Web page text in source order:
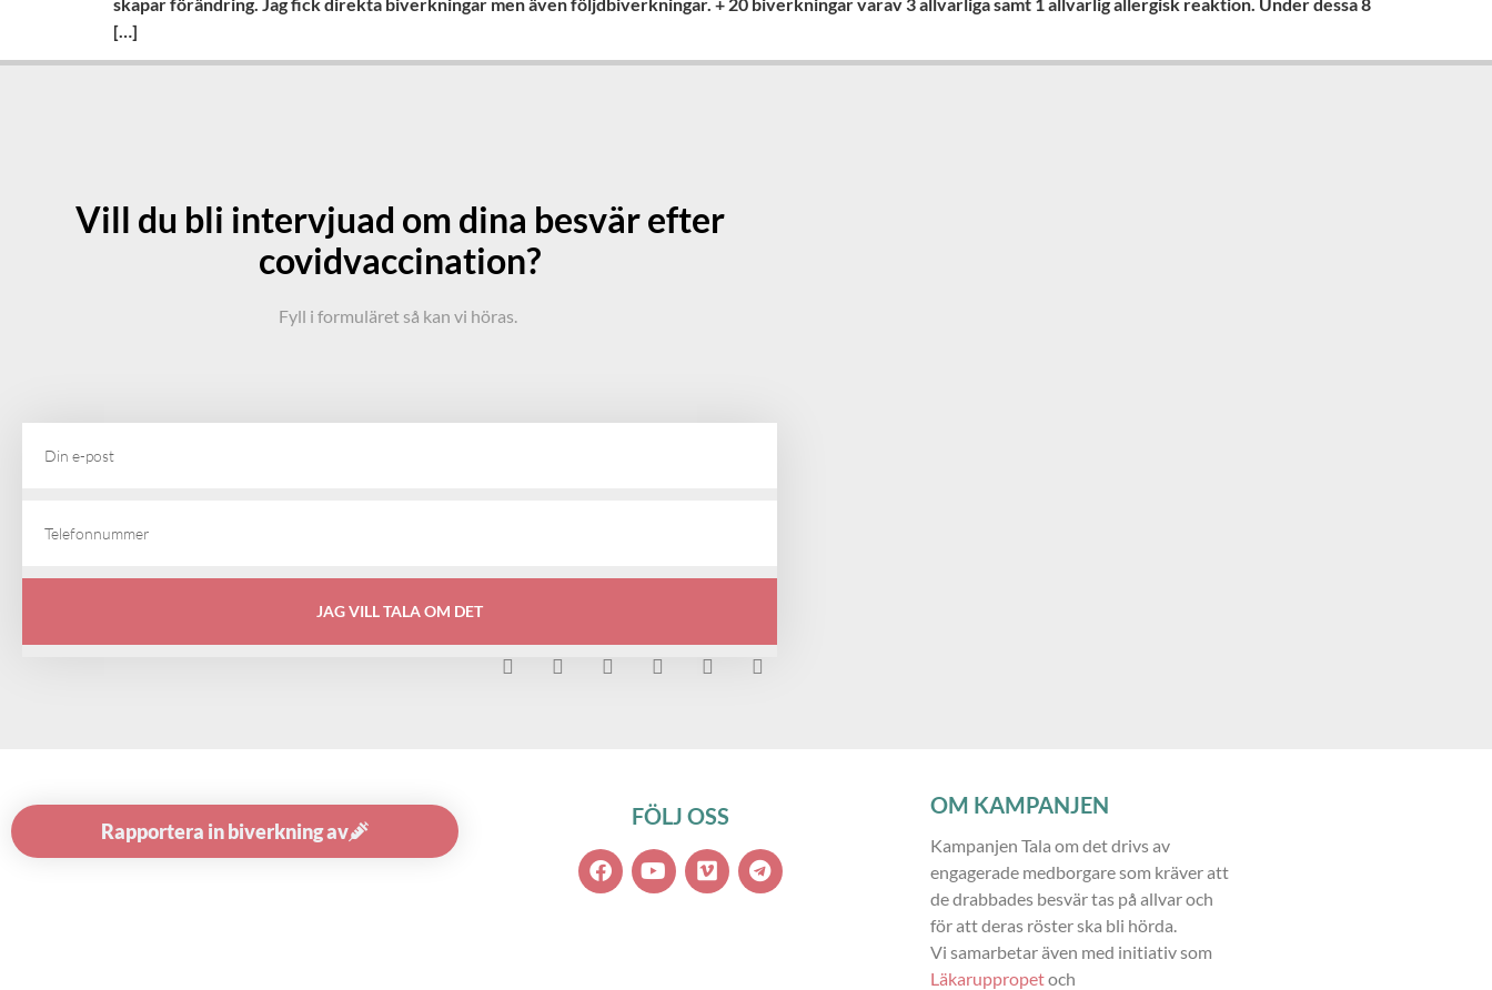
[…]
Vill du bli intervjuad om dina besvär efter
covidvaccination?
Fyll i formuläret så kan vi höras.
JAG VILL TALA OM DET
Rapportera in biverkning av
FÖLJ OSS OM KAMPANJEN
Kampanjen Tala om det drivs av
engagerade medborgare som kräver att
de drabbades besvär tas på allvar och
för att deras röster ska bli hörda.
Vi samarbetar även med initiativ som
Läkaruppropetoch